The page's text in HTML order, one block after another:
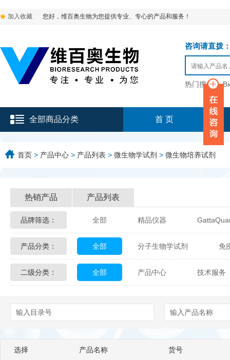
加入收藏 您好，维百奥生物为您提供专业、专心的产品和服务！
咨询请直拨
热门搜索：
全部商品分类 首 页
首页 > 产品中心 > 产品列表 > 微生物学试剂 > 微生物培养试剂
热销产品 产品列表
品牌筛选： 全部 精品仪器
Glycon Biochem Sterlitech
Echelon Biosciences Verichem
Biotez Berlin Diametra
产品分类： 全部 分子生物学试剂 免
化学及生物化学试剂 材料学试剂
二级分类： 全部 产品中心 技术服务
选择 产品名称 货号